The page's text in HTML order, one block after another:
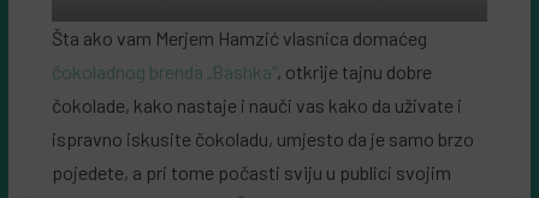
Šta ako vam Merjem Hamzić vlasnica domaćeg
čokoladnog brenda „Bashka“, otkrije tajnu dobre
čokolade, kako nastaje i nauči vas kako da uživate i
ispravno iskusite čokoladu, umjesto da je samo brzo
pojedete, a pri tome počasti sviju u publici svojim